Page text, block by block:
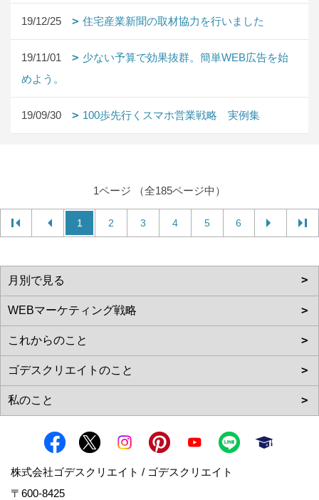
19/12/25 住宅産業新聞の取材協力を行いました
19/11/01
少ない予算で効果抜群。簡単WEB広告を始
めよう。
19/09/30 100歩先行くスマホ営業戦略 実例集
1ページ （全185ページ中）
1 2 3 4 5 6
株式会社ゴデスクリエイト / ゴデスクリエイト
〒600-8425